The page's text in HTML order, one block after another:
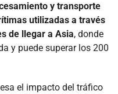
y transporte
utilizadas a través
de llegar a Asia, donde
y puede superar los 200
el impacto del tráfico